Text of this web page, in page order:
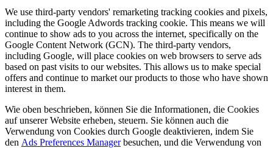
We use third-party vendors' remarketing tracking cookies and pixels,
including the Google Adwords tracking cookie. This means we will
continue to show ads to you across the internet, specifically on the
Google Content Network (GCN). The third-party vendors,
including Google, will place cookies on web browsers to serve ads
based on past visits to our websites. This allows us to make special
offers and continue to market our products to those who have shown
interest in them.
Wie oben beschrieben, können Sie die Informationen, die Cookies
auf unserer Website erheben, steuern. Sie können auch die
Verwendung von Cookies durch Google deaktivieren, indem Sie
den Ads Preferences Managerbesuchen, und die Verwendung von